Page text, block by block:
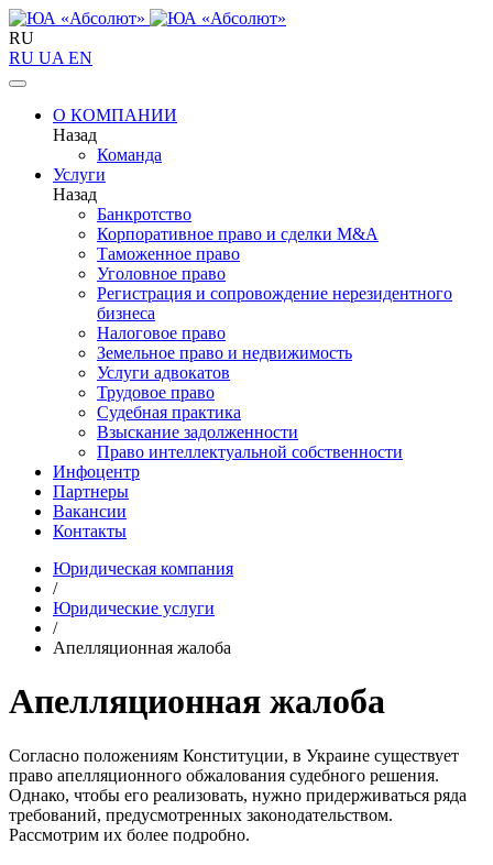
RU
RU UA EN
О КОМПАНИИ
Назад
Команда
Услуги
Назад
Банкротство
Корпоративное право и сделки M&A
Таможенное право
Уголовное право
Регистрация и сопровождение нерезидентного
бизнеса
Налоговое право
Земельное право и недвижимость
Услуги адвокатов
Трудовое право
Судебная практика
Взыскание задолженности
Право интеллектуальной собственности
Инфоцентр
Партнеры
Вакансии
Контакты
Юридическая компания
/
Юридические услуги
/
Апелляционная жалоба
Апелляционная жалоба
Согласно положениям Конституции, в Украине существует
право апелляционного обжалования судебного решения.
Однако, чтобы его реализовать, нужно придерживаться ряда
требований, предусмотренных законодательством.
Рассмотрим их более подробно.